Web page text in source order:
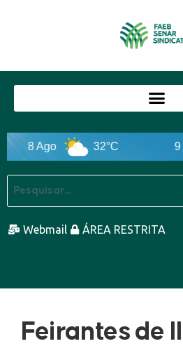
8 Ago 32°C 9
Webmail ÁREA RESTRITA
Feirantes de